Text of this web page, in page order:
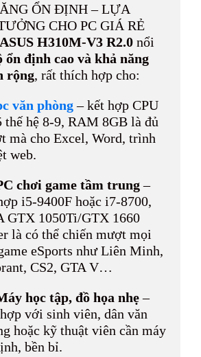
ỔN ĐỊNH – LỰA
CHO PC GIÁ RẺ
ASUS H310M-V3 R2.0 nổi
ổn định cao và khả năng
rộng, rất thích hợp cho:
văn phòng– kết hợp CPU
thế hệ 8-9, RAM 8GB là đủ
mà cho Excel, Word, trình
web.
chơi game tầm trung–
i5-9400F hoặc i7-8700,
GTX 1050Ti/GTX 1660
là có thể chiến mượt mọi
eSports như Liên Minh,
CS2, GTA V…
học tập, đồ họa nhẹ–
với sinh viên, dân văn
hoặc kỹ thuật viên cần máy
bền bỉ.